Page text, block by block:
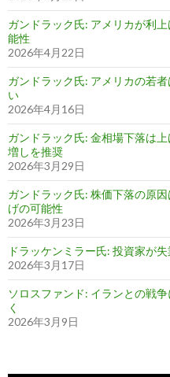
ガンドラック氏: アメリカが利
能性
2026年4月22日
ガンドラック氏: アメリカの若
い
2026年4月16日
ガンドラック氏: 金相場下落は
増しを推奨
2026年3月29日
ガンドラック氏: 株価下落の原
げの可能性
2026年3月23日
ドラッケンミラー氏: 投資家が
2026年3月17日
ソロスファンド: イランとの戦
く
2026年3月9日